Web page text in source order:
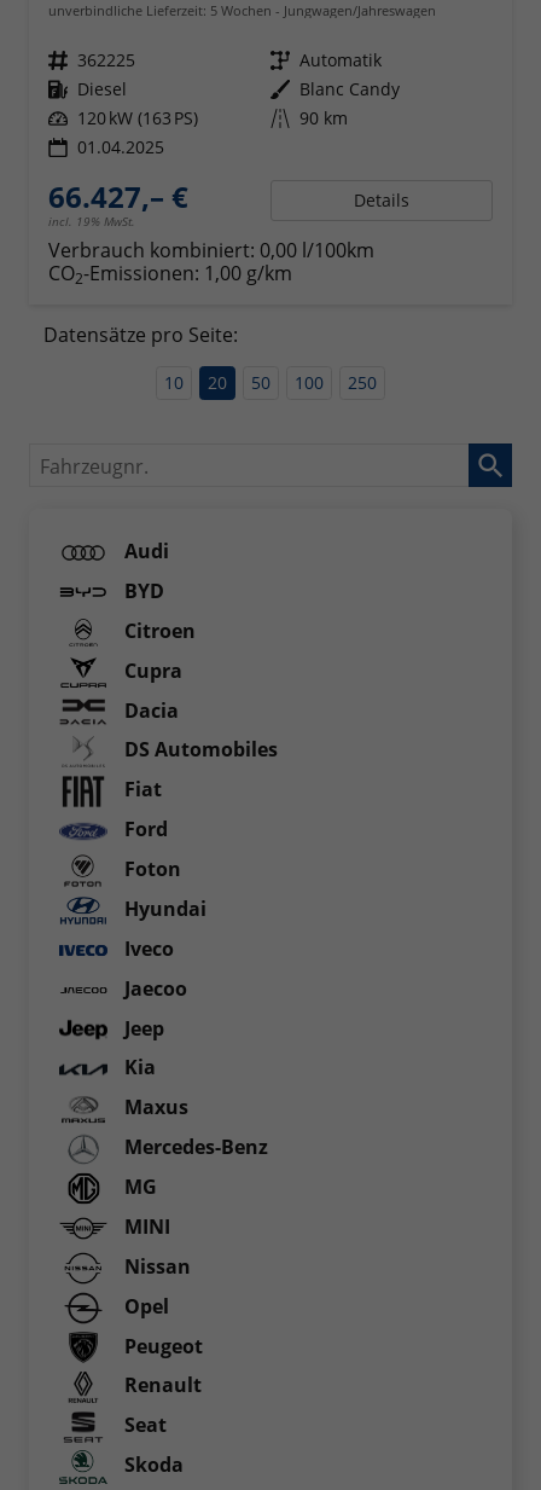
unverbindliche Lieferzeit: 5 Wochen Jungwagen/Jahreswagen
Fahrzeugnr. 362225 Getriebe Automatik
Kraftstoff Diesel Außenfarbe Blanc Candy
Leistung 120 kW (163 PS) Kilometerstand 90 km
01.04.2025
66.427,– €
incl. 19% MwSt.
Details
Verbrauch kombiniert: 0,00 l/100km
CO2-Emissionen: 1,00 g/km
Datensätze pro Seite:
10 20 50 100 250
Fahrzeugnr.
Audi
BYD
Citroen
Cupra
Dacia
DS Automobiles
Fiat
Ford
Foton
Hyundai
Iveco
Jaecoo
Jeep
Kia
Maxus
Mercedes-Benz
MG
MINI
Nissan
Opel
Peugeot
Renault
Seat
Skoda